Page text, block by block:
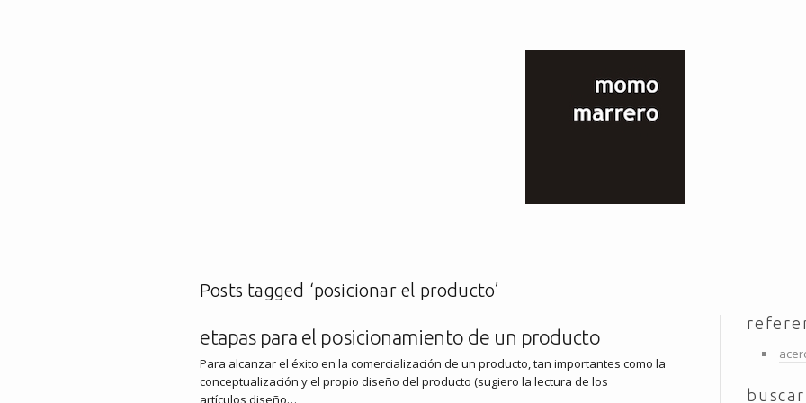
Posts tagged ‘posicionar el producto’
etapas para el posicionamiento de un producto
Para alcanzar el éxito en la comercialización de un producto, tan importantes como la
conceptualización y el propio diseño del producto (sugiero la lectura de los
artículos diseño…
buscar